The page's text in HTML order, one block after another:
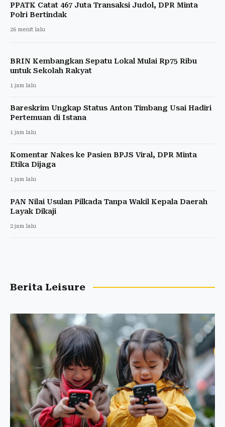
PPATK Catat 467 Juta Transaksi Judol, DPR Minta
Polri Bertindak
26 menit lalu
BRIN Kembangkan Sepatu Lokal Mulai Rp75 Ribu
untuk Sekolah Rakyat
1 jam lalu
Bareskrim Ungkap Status Anton Timbang Usai Hadiri
Pertemuan di Istana
1 jam lalu
Komentar Nakes ke Pasien BPJS Viral, DPR Minta
Etika Dijaga
1 jam lalu
PAN Nilai Usulan Pilkada Tanpa Wakil Kepala Daerah
Layak Dikaji
2 jam lalu
Berita Leisure